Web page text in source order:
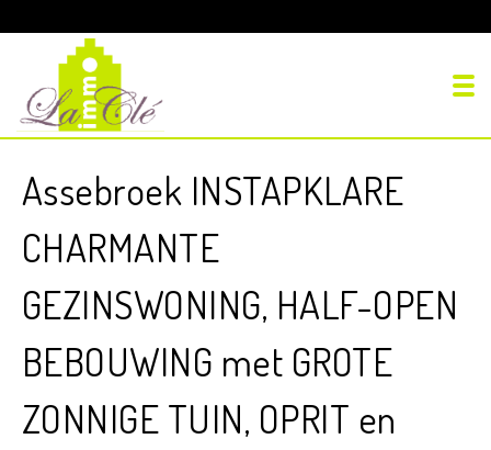
Assebroek INSTAPKLARE
CHARMANTE
GEZINSWONING, HALF-OPEN
BEBOUWING met GROTE
ZONNIGE TUIN, OPRIT en